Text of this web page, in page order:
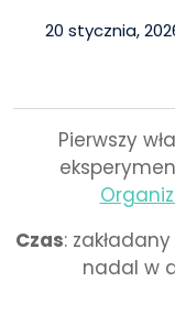
20 stycznia,
Pierwszy
Czas:
nadal w